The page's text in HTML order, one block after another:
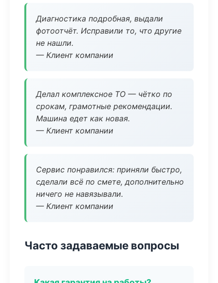
Диагностика подробная, выдали
фотоотчёт. Исправили то, что другие
не нашли.
— Клиент компании
Делал комплексное ТО — чётко по
срокам, грамотные рекомендации.
Машина едет как новая.
— Клиент компании
Сервис понравился: приняли быстро,
сделали всё по смете, дополнительно
ничего не навязывали.
— Клиент компании
Часто задаваемые вопросы